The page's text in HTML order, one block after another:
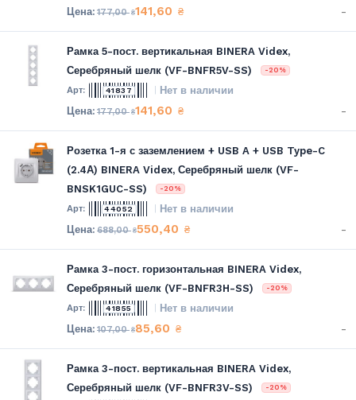
177,00₴141,60 ₴ -
Рамка 5-пост. вертикальная BINERA Videx,
Серебряный шелк (VF-BNFR5V-SS)
-20%
41837 Нет в наличии
177,00₴141,60 ₴ -
Розетка 1-я с заземлением + USB A + USB Type-C
(2.4А) BINERA Videx, Серебряный шелк (VF-
BNSK1GUC-SS)
-20%
44052 Нет в наличии
688,00₴550,40 ₴ -
Рамка 3-пост. горизонтальная BINERA Videx,
Серебряный шелк (VF-BNFR3H-SS)
-20%
41855 Нет в наличии
107,00₴85,60 ₴ -
Рамка 3-пост. вертикальная BINERA Videx,
Серебряный шелк (VF-BNFR3V-SS)
-20%